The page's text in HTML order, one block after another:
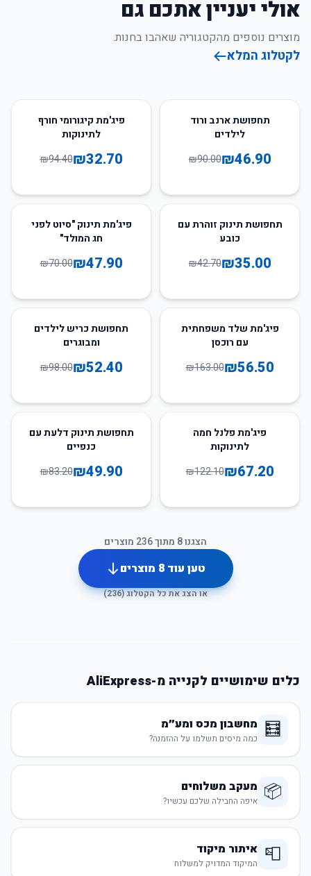
אולי יעניין אתכם גם
מוצרים נוספים מהקטגוריה שאהבו בחנות.
לקטלוג המלא
תחפושת ארנב ורוד
לילדים
₪46.90
₪90.00
65פיג'מת קיגורומי חורף
לתינוקות
₪32.70
₪94.40
18
תחפושת תינוק זוהרת עם
כובע
₪35.00
₪42.70
32
פיג'מת תינוק "סיוט לפני
חג המולד"
₪47.90
₪70.00
65
פיג'מת שלד משפחתית
עם רוכסן
₪56.50
₪163.00
47
תחפושת כריש לילדים
ומבוגרים
₪52.40
₪98.00
פיג'מת פלנל חמה
לתינוקות
₪67.20
₪122.10
40
תחפושת תינוק דלעת עם
כנפיים
₪49.90
₪83.20
הצגנו8 מתוך236 מוצרים
טען עוד8 מוצרים
או הצג את כל הקטלוג (236
)
כלים שימושיים לקנייה מ-AliExpress
🧮 מחשבון מכס ומע״מ
כמה מיסים תשלמו על ההזמנה?
📦 מעקב משלוחים
איפה החבילה שלכם עכשיו?
📮 איתור מיקוד
המיקוד המדויק למשלוח